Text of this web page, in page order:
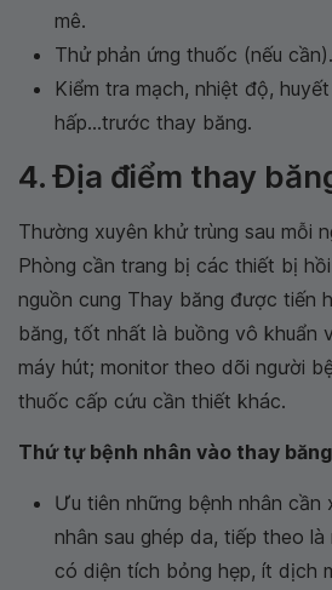
mê.
Thử phản ứng thuốc (nếu cần).
Kiểm tra mạch, nhiệt độ,
hấp...trước thay băng.
4. Địa điểm thay
Thường xuyên khử trùng sau mỗi
Phòng cần trang bị các thiết bị
nguồn cung Thay băng được tiến
băng, tốt nhất là buồng vô khuẩn
máy hút; monitor theo dõi người
thuốc cấp cứu cần thiết khác.
Thứ tự bệnh nhân vào thay băng
Ưu tiên những bệnh nhân cần
nhân sau ghép da, tiếp theo là
có diện tích bỏng hẹp, ít dịch